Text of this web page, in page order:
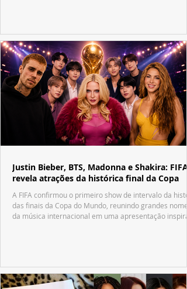
Justin Bieber, BTS, Madonna e Shakira: FIFA
revela atrações da histórica final da Copa
A FIFA confirmou o primeiro show de intervalo da
das finais da Copa do Mundo, reunindo grandes nomes
da música internacional em uma apresentação